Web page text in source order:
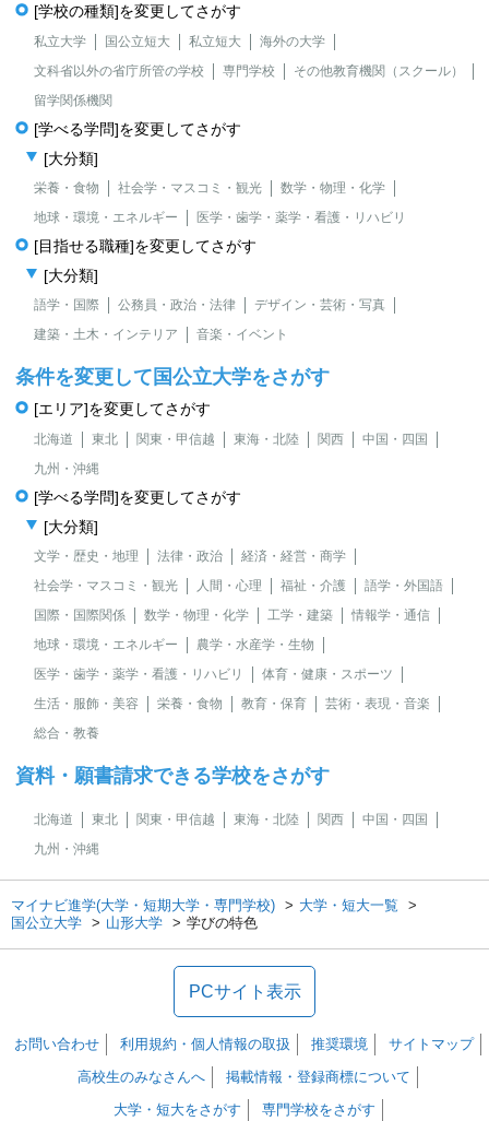
[学校の種類]を変更してさがす
私立大学 国公立短大 私立短大
海外の大学
文科省以外の省庁所管の学校
専門学校
その他教育機関（スクール）
留学関係機関
[学べる学問]を変更してさがす
[大分類]
栄養・食物 社会学・マスコミ・観光
数学・物理・化学
地球・環境・エネルギー
医学・歯学・薬学・看護・リハビリ
[目指せる職種]を変更してさがす
[大分類]
語学・国際 公務員・政治・法律
デザイン・芸術・写真
建築・土木・インテリア
音楽・イベント
条件を変更して国公立大学をさがす
[エリア]を変更してさがす
北海道 東北 関東・甲信越 東海・北陸 関西
中国・四国
九州・沖縄
[学べる学問]を変更してさがす
[大分類]
文学・歴史・地理 法律・政治
経済・経営・商学
社会学・マスコミ・観光
人間・心理 福祉・介護
語学・外国語
国際・国際関係
数学・物理・化学 工学・建築
情報学・通信
地球・環境・エネルギー
農学・水産学・生物
医学・歯学・薬学・看護・リハビリ
体育・健康・スポーツ
生活・服飾・美容
栄養・食物 教育・保育
芸術・表現・音楽
総合・教養
資料・願書請求できる学校をさがす
北海道 東北 関東・甲信越 東海・北陸 関西
中国・四国
九州・沖縄
マイナビ進学(大学・短期大学・専門学校)
大学・短大一覧
国公立大学
山形大学 学びの特色
PCサイト表示
お問い合わせ 利用規約・個人情報の取扱 推奨環境
サイトマップ
高校生のみなさんへ
掲載情報・登録商標について
大学・短大をさがす
専門学校をさがす